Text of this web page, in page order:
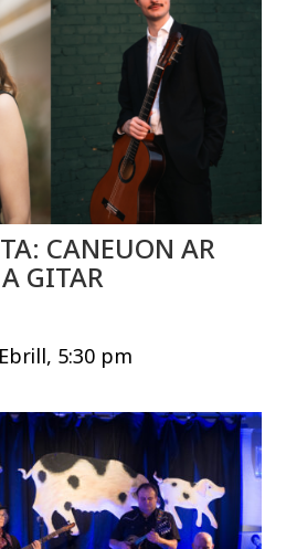
CANEUON AR
GITAR
5:30 pm